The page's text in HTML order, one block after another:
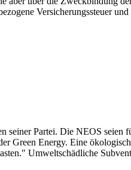
Versicherungssteuer und
seiner Partei. Die NEOS seien
Green Energy. Eine
Umweltschädliche